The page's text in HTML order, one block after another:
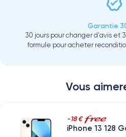
Garantie
30 jours pour changer d'avis et
formule pour acheter
Vous
-18 €
iPhone 13 128